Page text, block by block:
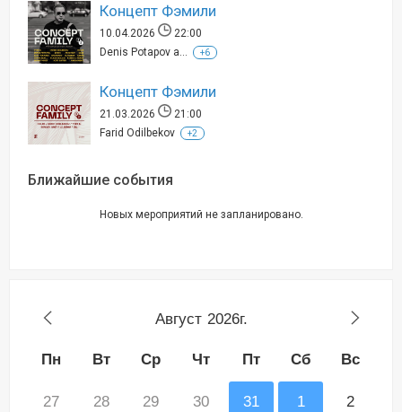
Концепт Фэмили
10.04.2026
22:00
Denis Potapov a...
+6
Концепт Фэмили
21.03.2026
21:00
Farid Odilbekov
+2
Ближайшие события
Новых мероприятий не запланировано.
Август 2026г.
Пн Вт Ср Чт Пт Сб Вс
27 28 29 30 31 1 2